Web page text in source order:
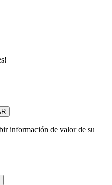
información de valor de su